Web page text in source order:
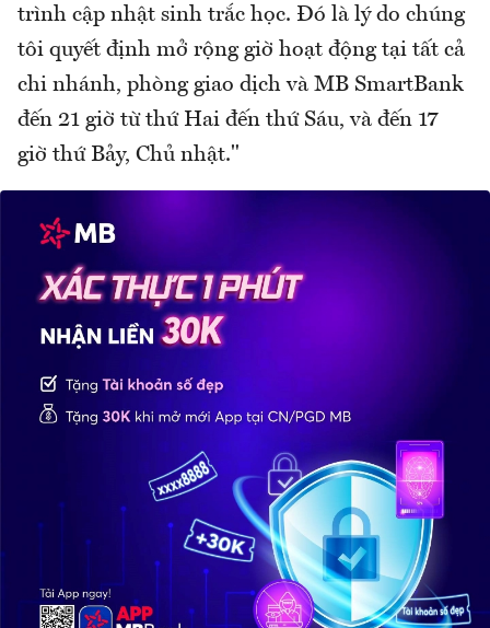
trình cập nhật sinh trắc học. Đó là lý do chúng
tôi quyết định mở rộng giờ hoạt động tại tất cả
chi nhánh, phòng giao dịch và MB SmartBank
đến 21 giờ từ thứ Hai đến thứ Sáu, và đến 17
giờ thứ Bảy, Chủ nhật."